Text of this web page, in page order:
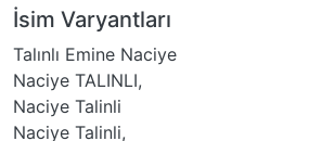
İsim Varyantları
Talınlı Emine Naciye
Naciye TALINLI,
Naciye Talinli
Naciye Talinli,